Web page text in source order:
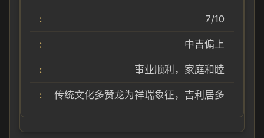
7/10
中吉偏上
事业顺利，家庭和睦
传统文化多赞龙为祥瑞象征，吉利居多